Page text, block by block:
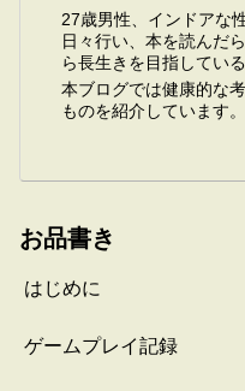
27歳男性、インドアな
日々行い、本を読んだ
ら長生きを目指している
本ブログでは健康的な
ものを紹介しています。
お品書き
はじめに
ゲームプレイ記録